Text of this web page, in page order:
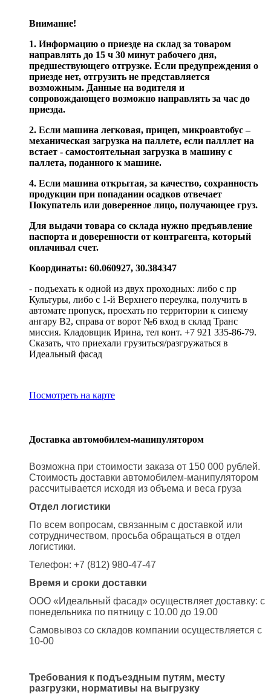
Внимание!
1. Информацию о приезде на склад за товаром
направлять до 15 ч 30 минут рабочего дня,
предшествующего отгрузке. Если предупреждения о
приезде нет, отгрузить не представляется
возможным. Данные на водителя и
сопровождающего возможно направлять за час до
приезда.
2. Если машина легковая, прицеп, микроавтобус –
механическая загрузка на паллете, если палллет на
встает - самостоятельная загрузка в машину с
паллета, поданного к машине.
4. Если машина открытая, за качество, сохранность
продукции при попадании осадков отвечает
Покупатель или доверенное лицо, получающее груз.
Для выдачи товара со склада нужно предъявление
паспорта и доверенности от контрагента, который
оплачивал счет.
Координаты: 60.060927, 30.384347
- подъехать к одной из двух проходных: либо с пр
Культуры, либо с 1-й Верхнего переулка, получить в
автомате пропуск, проехать по территории к синему
ангару В2, справа от ворот №6 вход в склад Транс
миссия. Кладовщик Ирина, тел конт. +7 921 335-86-79.
Сказать, что приехали грузиться/разгружаться в
Идеальный фасад
Посмотреть на карте
Доставка автомобилем-манипулятором
Возможна при стоимости заказа от 150 000 рублей.
Стоимость доставки автомобилем-манипулятором
рассчитывается исходя из объема и веса груза
Отдел логистики
По всем вопросам, связанным с доставкой или
сотрудничеством, просьба обращаться в отдел
логистики.
Телефон: +7 (812) 980-47-47
Время и сроки доставки
ООО «Идеальный фасад» осуществляет доставку: с
понедельника по пятницу с 10.00 до 19.00
Самовывоз со складов компании осуществляется с
10-00
Требования к подъездным путям, месту
разгрузки, нормативы на выгрузку